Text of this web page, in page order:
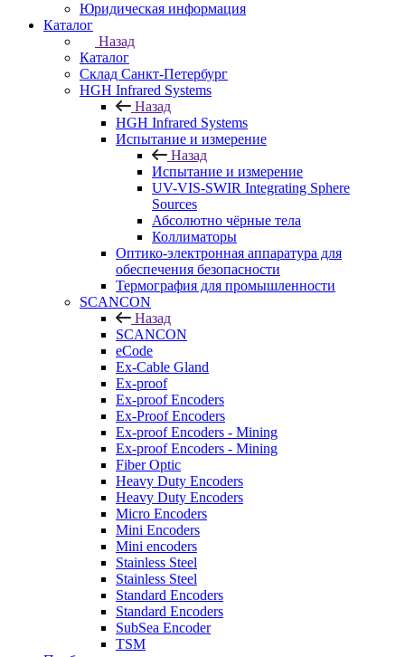
Юридическая информация
Каталог
Назад
Каталог
Cклад Санкт-Петербург
HGH Infrared Systems
Назад
HGH Infrared Systems
Испытание и измерение
Назад
Испытание и измерение
UV-VIS-SWIR Integrating Sphere
Sources
Абсолютно чёрные тела
Коллиматоры
Оптико-электронная аппаратура для
обеспечения безопасности
Термография для промышленности
SCANCON
Назад
SCANCON
eCode
Ex-Cable Gland
Ex-proof
Ex-proof Encoders
Ex-Proof Encoders
Ex-proof Encoders - Mining
Ex-proof Encoders - Mining
Fiber Optic
Heavy Duty Encoders
Heavy Duty Encoders
Micro Encoders
Mini Encoders
Mini encoders
Stainless Steel
Stainless Steel
Standard Encoders
Standard Encoders
SubSea Encoder
TSM